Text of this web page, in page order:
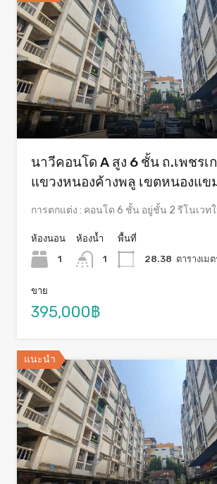
นาวีคอนโด A สูง 6 ชั้น ถ.เพชรเ
แขวงหนองค้างพลู เขตหนองแข
การตกแต่ง : คอนโด 6 ชั้น อยู่ชั้น 2 รีโนเวท
ห้องนอน
1
ห้องน้ำ
1
พื้นที่
28.38 ตารางเม
ขาย
395,000฿
แนะนำ